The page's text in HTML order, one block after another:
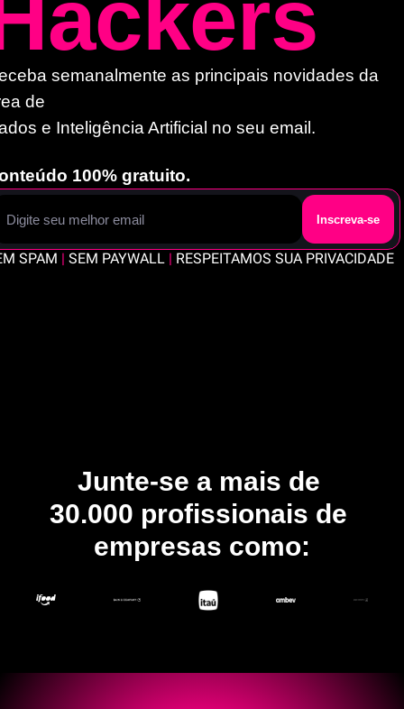
semanalmente as principais novidades da
de
e Inteligência Artificial no seu email.
100% gratuito.
Inscreva-se
SPAM | SEM PAYWALL | RESPEITAMOS SUA PRIVACIDADE
Junte-se a mais de
30.000 profissionais de
empresas como: